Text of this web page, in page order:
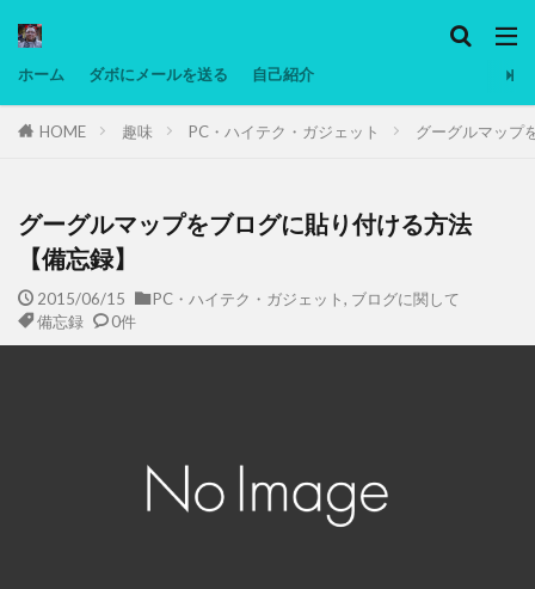
ホーム ダボにメールを送る 自己紹介
HOME 趣味 PC・ハイテク・ガジェット グーグルマップ
グーグルマップをブログに貼り付ける方法
【備忘録】
2015/06/15 PC・ハイテク・ガジェット, ブログに関して
備忘録
0件
タグ
低温調理・スロークッカー
低糖質ダイエット
日本人村社会